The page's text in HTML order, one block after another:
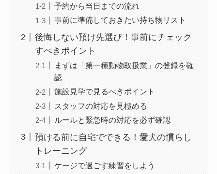
予約から当日までの流れ
事前に準備しておきたい持ち物リスト
後悔しない預け先選び！事前にチェック
すべきポイント
まずは「第一種動物取扱業」の登録を確
認
施設見学で見るべきポイント
スタッフの対応を見極める
ルールと緊急時の対応を必ず確認
預ける前に自宅でできる！愛犬の慣らし
トレーニング
ケージで過ごす練習をしよう